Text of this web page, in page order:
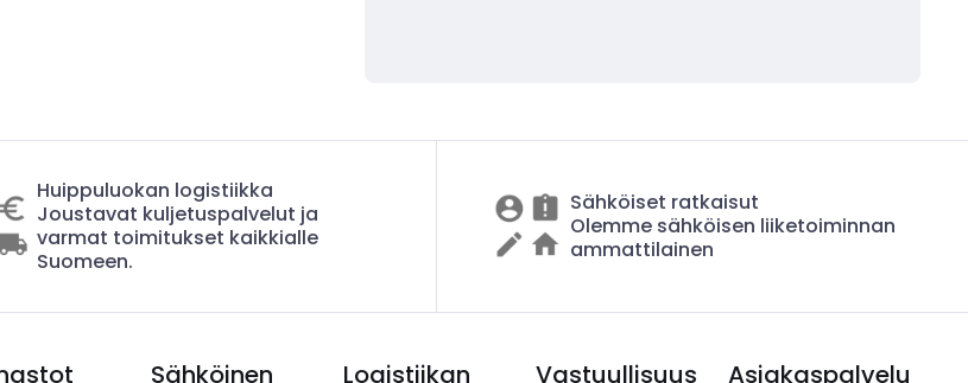
Huippuluokan logistiikka
Joustavat kuljetuspalvelut ja
varmat toimitukset kaikkialle
Suomeen.
Sähköiset ratkaisut
Olemme sähköisen liiketoiminnan
ammattilainen
Sähköinen
Logistiikan
Vastuullisuus Asiakaspalvelu